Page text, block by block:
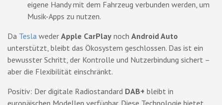
eigene Handy mit dem Fahrzeug verbunden werden, um
Musik-Apps zu nutzen.
Da Tesla weder Apple CarPlay noch Android Auto
unterstützt, bleibt das Ökosystem geschlossen. Das ist ein
bewusster Schritt, der Kontrolle und Nutzerbindung sichert –
aber die Flexibilität einschränkt.
Positiv: Der digitale Radiostandard DAB+ bleibt in